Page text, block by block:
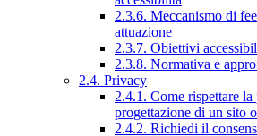
2.3.6. Meccanismo di
attuazione
2.3.7. Obiettivi
2.3.8. Normativa e
2.4. Privacy
2.4.1. Come rispettare
progettazione di un sito
2.4.2. Richiedi il